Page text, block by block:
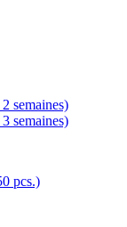
semaines)
semaines)